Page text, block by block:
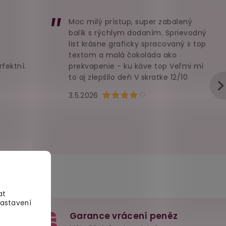
je 5 z 5 hvězdiček.
Hodnocení obchodu je 4 z 5
3.5.2026
Moc milý prístup, super zabalený
balík s rýchlym dodaním. Sprievodný
list krásne graficky spracovaný s top
textom a malá čokoláda ako
prekvapenie - ku káve top Veľmi mi
to aj zlepšilo deň V skratke 12/10
Garance vrácení peněz